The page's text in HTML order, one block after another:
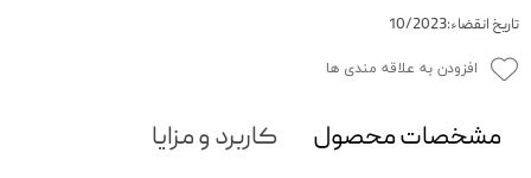
تاریخ انقضاء:10/2023
افزودن به علاقه مندی ها
مشخصات محصول
کاربرد و مزایا